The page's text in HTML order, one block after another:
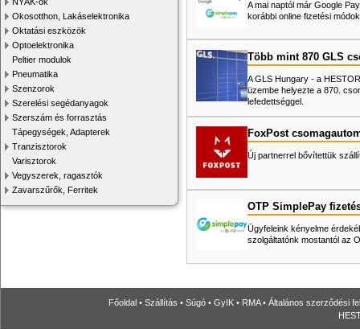
Okosotthon, Lakáselektronika
Oktatási eszközök
Optoelektronika
Peltier modulok
Pneumatika
Szenzorok
Szerelési segédanyagok
Szerszám és forrasztás
Tápegységek, Adapterek
Tranzisztorok
Varisztorok
Vegyszerek, ragasztók
Zavarszűrők, Ferritek
A mai naptól már Google
korábbi online fizetési
Több mint 870 GLS
A GLS Hungary - a
üzembe helyezte a 870.
lefedettséggel.
FoxPost
Új partnerrel bővítettük
OTP SimplePay
Ügyfeleink kényelme
szolgáltatónk mostantól az
Főoldal • Szállítás • Súgó • GyIK • RMA• Általános szerződési